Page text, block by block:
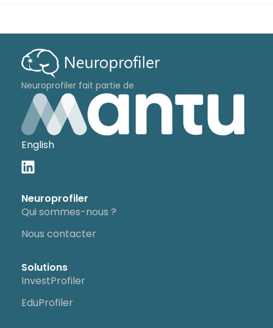
Neuroprofiler fait partie de
English
Neuroprofiler
Qui sommes-nous ?
Nous contacter
Solutions
InvestProfiler
EduProfiler